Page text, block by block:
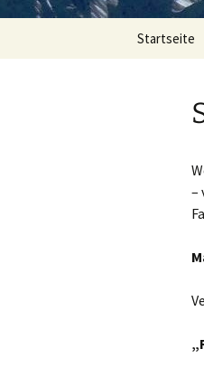
Startseite
–